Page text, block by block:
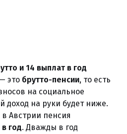
и 14 выплат в год
это брутто-пенсии, то есть
на социальное
доход на руки будет ниже.
Австрии пенсия
год. Дважды в год